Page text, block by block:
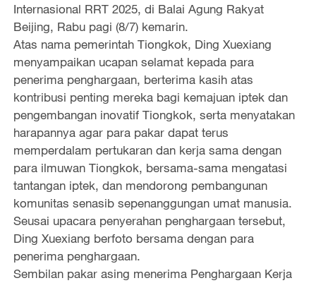
Internasional RRT 2025, di Balai Agung Rakyat
Beijing, Rabu pagi (8/7) kemarin.
Atas nama pemerintah Tiongkok, Ding Xuexiang
menyampaikan ucapan selamat kepada para
penerima penghargaan, berterima kasih atas
kontribusi penting mereka bagi kemajuan iptek dan
pengembangan inovatif Tiongkok, serta menyatakan
harapannya agar para pakar dapat terus
memperdalam pertukaran dan kerja sama dengan
para ilmuwan Tiongkok, bersama-sama mengatasi
tantangan iptek, dan mendorong pembangunan
komunitas senasib sepenanggungan umat manusia.
Seusai upacara penyerahan penghargaan tersebut,
Ding Xuexiang berfoto bersama dengan para
penerima penghargaan.
Sembilan pakar asing menerima Penghargaan Kerja